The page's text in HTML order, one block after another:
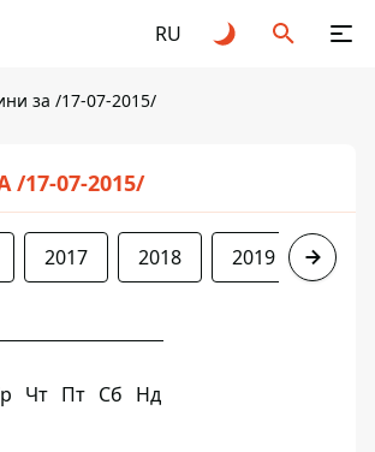
RU
за /17-07-2015/
17-07-2015/
2017 2018 2019 2020
Чт Пт Сб Нд